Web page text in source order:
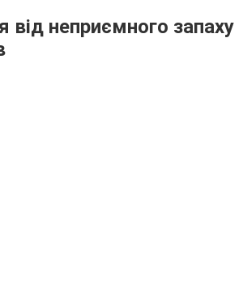
від неприємного запаху